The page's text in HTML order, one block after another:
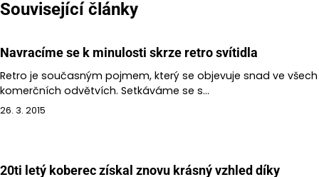
Související články
Navracíme se k minulosti skrze retro svítidla
Retro je současným pojmem, který se objevuje snad ve všech
komerčních odvětvích. Setkáváme se s…
26. 3. 2015
20ti letý koberec získal znovu krásný vzhled díky